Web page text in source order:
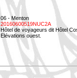
06 - Menton
20160600519NUC2A
Hôtel de voyageurs dit Hôtel
Elévations ouest.